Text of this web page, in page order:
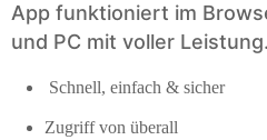
App funktioniert im
und PC mit voller Leistung.
Schnell, einfach & sicher
Zugriff von überall